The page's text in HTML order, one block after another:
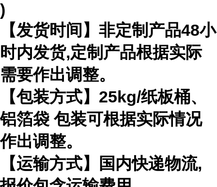
)
【发货时间】非定制产品48小
时内发货,定制产品根据实际
需要作出调整。
【包装方式】 25kg/纸板桶、
铝箔袋 包装可根据实际情况
作出调整。
【运输方式】国内快递物流,